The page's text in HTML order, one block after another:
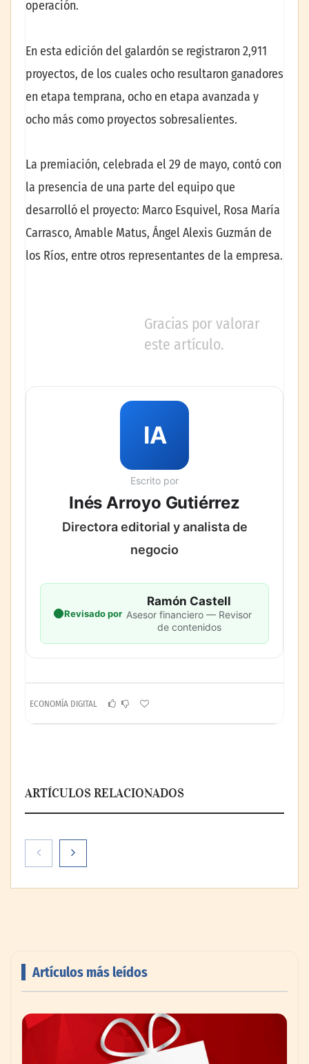
operación.
En esta edición del galardón se registraron 2,911
proyectos, de los cuales ocho resultaron ganadores
en etapa temprana, ocho en etapa avanzada y
ocho más como proyectos sobresalientes.
La premiación, celebrada el 29 de mayo, contó con
la presencia de una parte del equipo que
desarrolló el proyecto: Marco Esquivel, Rosa María
Carrasco, Amable Matus, Ángel Alexis Guzmán de
los Ríos, entre otros representantes de la empresa.
Gracias por valorar
este artículo.
IA
Escrito por
Inés Arroyo Gutiérrez
Directora editorial y analista de
negocio
Revisado por
Ramón Castell
Asesor financiero — Revisor
de contenidos
ECONOMÍA DIGITAL
ARTÍCULOS RELACIONADOS
Paso a paso: ¿cómo prepararse para la
transición a la jornada de 40 horas? Guía
Artículos más leídos